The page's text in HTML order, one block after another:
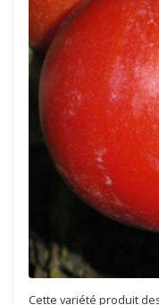
Cette variété produit